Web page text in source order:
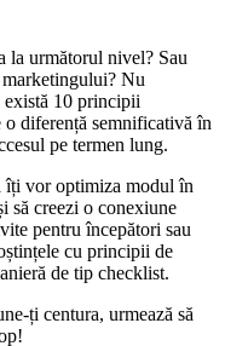
la următorul nivel? Sau
Nu
există 10 principii
o diferență semnificativă în
pe termen lung.
îți vor optimiza modul în
să creezi o conexiune
pentru începători sau
cu principii de
de tip checklist.
ți centura, urmează să